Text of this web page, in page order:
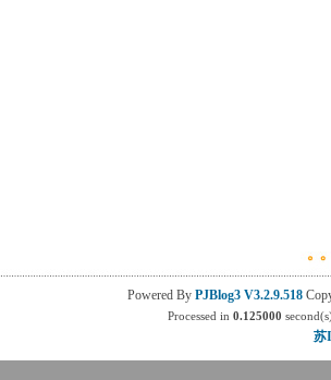
Powered By PJBlog3 V3.2.9.518
Processed in0.125000
苏